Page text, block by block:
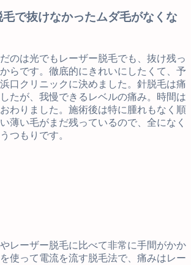
で抜けなかったムダ毛がなくな
のは光でもレーザー脱毛でも、抜け残っ
らです。徹底的にきれいにしたくて、予
口クリニックに決めました。針脱毛は痛
たが、我慢できるレベルの痛み。時間は
わりました。施術後は特に腫れもなく順
薄い毛がまだ残っているので、全になく
つもりです。
レーザー脱毛に比べて非常に手間がかか
使って電流を流す脱毛法で、痛みはレー